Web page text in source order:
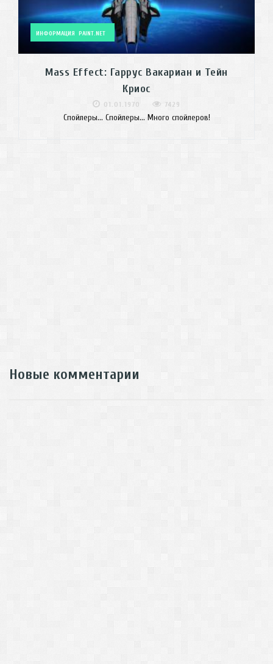
ИНФОРМАЦИЯ PAINT.NET
Mass Effect: Гаррус Вакариан и Тейн
Криос
01.01.1970 7429
Спойлеры... Спойлеры... Много спойлеров!
Новые комментарии